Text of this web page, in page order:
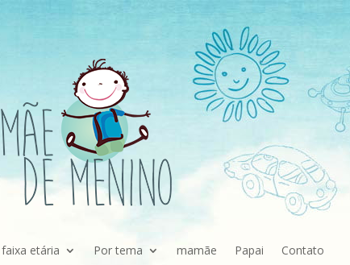
etária Por tema mamãe Papai Contato